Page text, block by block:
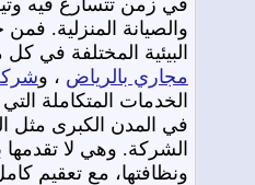
والصيانة المنزلية.
البيئية المختلفة في
مجاري بالرياض ، و
الخدمات المتكاملة
في المدن الكبرى مثل
الشركة. وهي لا تقدمها
ونظافتها، مع تعقيم